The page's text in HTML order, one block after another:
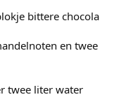
bittere chocola
en twee
twee liter water